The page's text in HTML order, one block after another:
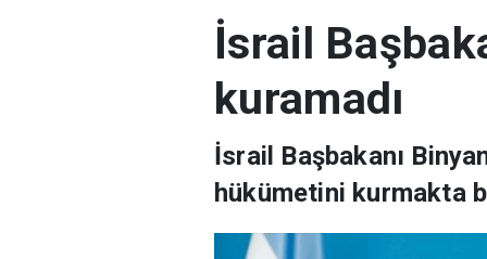
İsrail
kuramadı
İsrail Başbakanı
hükümetini kurmakta